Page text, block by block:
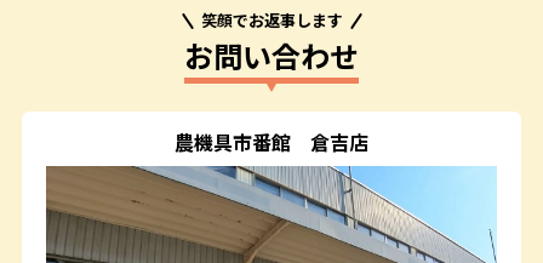
笑顔でお返事します
お問い合わせ
農機具市番館 倉吉店